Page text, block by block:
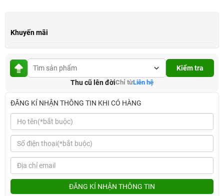
Khuyến mãi
Kiểm tra
Thu cũ lên đờiChỉ từLiên hệ
ĐĂNG KÍ NHẬN THÔNG TIN KHI CÓ HÀNG
ĐĂNG KÍ NHẬN THÔNG TIN